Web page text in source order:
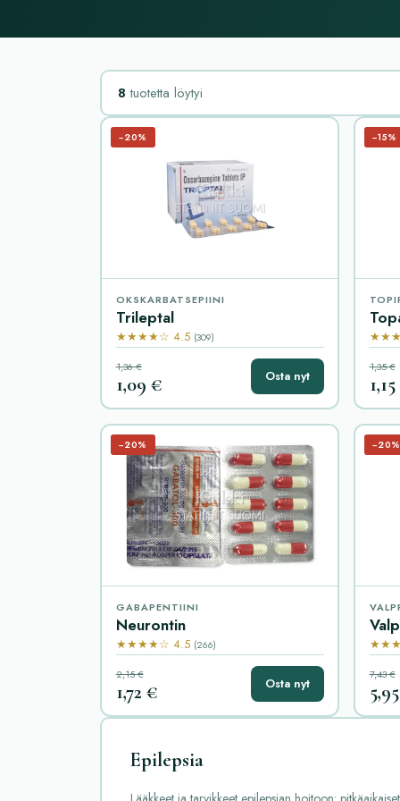
8 tuotetta löytyi
−20%
OKSKARBATSEPIINI
Trileptal
★★★★☆ 4.5 (309)
1,36 €
1,09 € Osta nyt
−15%
1,35 €
−20%
GABAPENTIINI
Neurontin
★★★★☆ 4.5 (266)
2,15 €
1,72 € Osta nyt
−20%
7,43 €
Epilepsia